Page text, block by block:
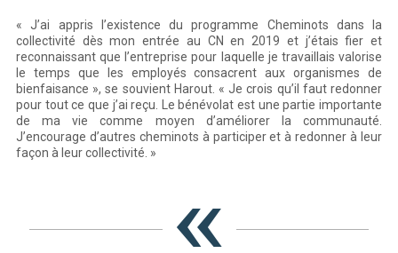
« J’ai appris l’existence du programme Cheminots dans la
collectivité dès mon entrée au CN en 2019 et j’étais fier et
reconnaissant que l’entreprise pour laquelle je travaillais valorise
le temps que les employés consacrent aux organismes de
bienfaisance », se souvient Harout. « Je crois qu’il faut redonner
pour tout ce que j’ai reçu. Le bénévolat est une partie importante
de ma vie comme moyen d’améliorer la communauté.
J’encourage d’autres cheminots à participer et à redonner à leur
façon à leur collectivité. »